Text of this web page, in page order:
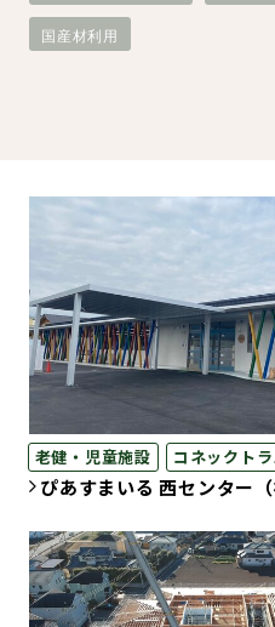
イベント
国産材利用
老健・児童施設 コネックトラ
ぴあすまいる 西センター（